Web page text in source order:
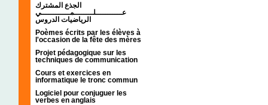
الجذع المشترك
عـــــــــــلــــــــمــــــــــــي
الرياضيات الدروس
Poèmes écrits par les élèves à
l'occasion de la fête des mères
Projet pédagogique sur les
techniques de communication
Cours et exercices en
informatique le tronc commun
Logiciel pour conjuguer les
verbes en anglais